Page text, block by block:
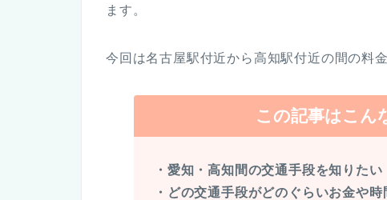
ます。
今回は名古屋駅付近から高知駅付近の間の料
この記事はこん
・愛知・高知間の交通手段を知りたい
・どの交通手段がどのぐらいお金や